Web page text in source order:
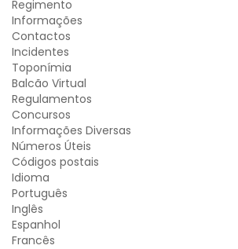
Regimento
Informações
Contactos
Incidentes
Toponímia
Balcão Virtual
Regulamentos
Concursos
Informações Diversas
Números Úteis
Códigos postais
Idioma
Português
Inglês
Espanhol
Francês